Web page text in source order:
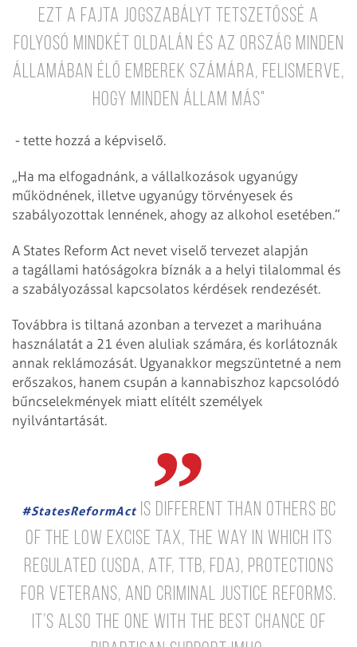
ezt a fajta jogszabályt tetszetőssé a
folyosó mindkét oldalán és az ország minden
államában élő emberek számára, felismerve,
hogy minden állam más"
- tette hozzá a képviselő.
„Ha ma elfogadnánk, a vállalkozások ugyanúgy
működnének, illetve ugyanúgy törvényesek és
szabályozottak lennének, ahogy az alkohol esetében.”
A States Reform Act nevet viselő tervezet alapján
a tagállami hatóságokra bíznák a a helyi tilalommal és
a szabályozással kapcsolatos kérdések rendezését.
Továbbra is tiltaná azonban a tervezet a marihuána
használatát a 21 éven aluliak számára, és korlátoznák
annak reklámozását. Ugyanakkor megszüntetné a nem
erőszakos, hanem csupán a kannabiszhoz kapcsolódó
bűncselekmények miatt elítélt személyek
nyilvántartását.
#StatesReformActis different than others bc
of the low excise tax, the way in which its
regulated (USDA, ATF, TTB, FDA), protections
for veterans, and criminal justice reforms.
It’s also the one with the best chance of